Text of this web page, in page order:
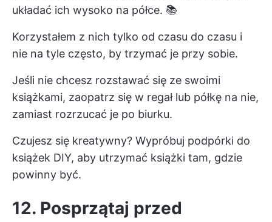
układać ich wysoko na półce. 📚
Korzystałem z nich tylko od czasu do czasu i
nie na tyle często, by trzymać je przy sobie.
Jeśli nie chcesz rozstawać się ze swoimi
książkami, zaopatrz się w regał lub półkę na nie,
zamiast rozrzucać je po biurku.
Czujesz się kreatywny? Wypróbuj podpórki do
książek DIY, aby utrzymać książki tam, gdzie
powinny być.
12. Posprzątaj przed